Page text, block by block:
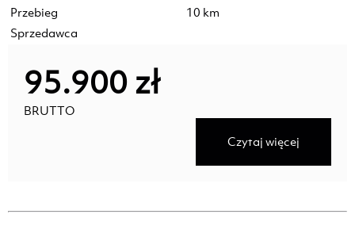
Przebieg
10 km
Sprzedawca
95.900 zł
BRUTTO
Czytaj więcej